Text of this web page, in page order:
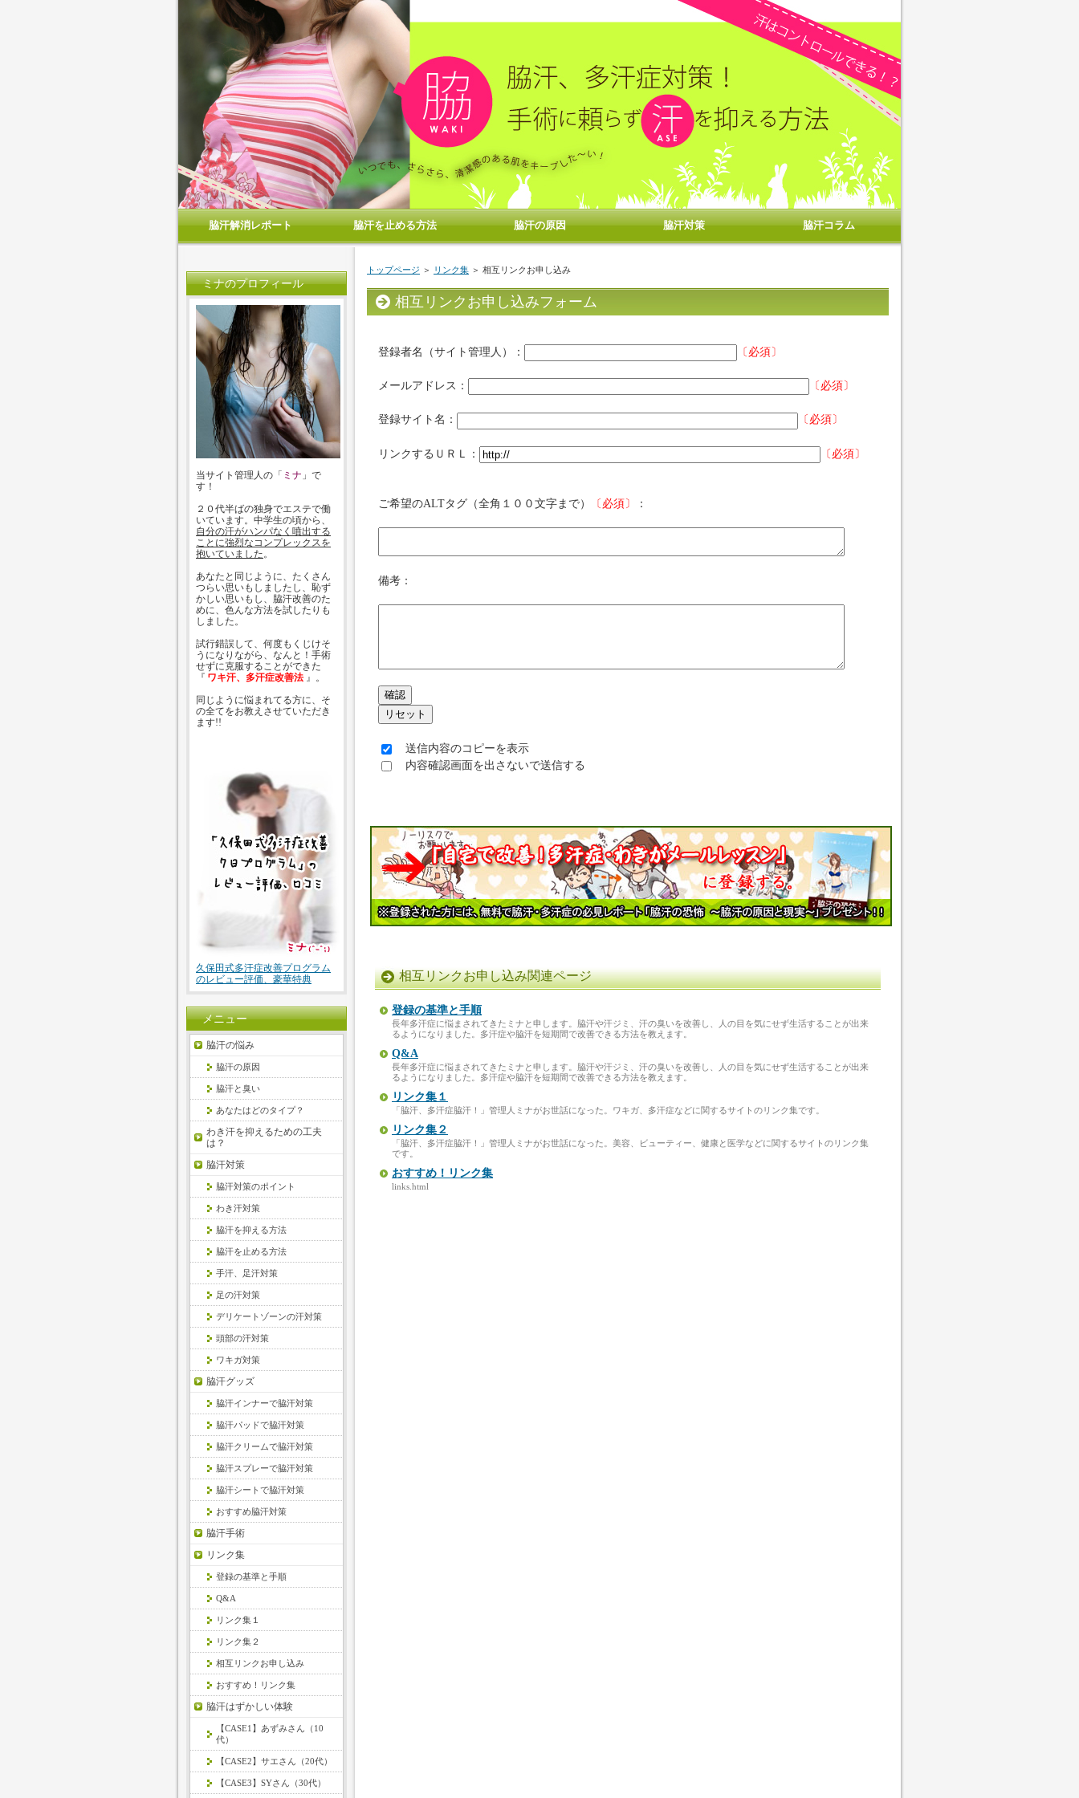
トップページ ＞ リンク集 ＞ 相互リンクお申し込み
相互リンクお申し込みフォーム
登録者名（サイト管理人）： 〔必須〕
メールアドレス： 〔必須〕
登録サイト名： 〔必須〕
リンクするＵＲＬ： 〔必須〕
ご希望のALTタグ（全角１００文字まで） 〔必須〕 ：
備考：
送信内容のコピーを表示
内容確認画面を出さないで送信する
相互リンクお申し込み関連ページ
登録の基準と手順
長年多汗症に悩まされてきたミナと申します。脇汗や汗ジミ、汗の臭いを改善し、人の目を気にせず生活することが出来
るようになりました。多汗症や脇汗を短期間で改善できる方法を教えます。
Q&A
長年多汗症に悩まされてきたミナと申します。脇汗や汗ジミ、汗の臭いを改善し、人の目を気にせず生活することが出来
るようになりました。多汗症や脇汗を短期間で改善できる方法を教えます。
リンク集１
「脇汗、多汗症脇汗！」管理人ミナがお世話になった。ワキガ、多汗症などに関するサイトのリンク集です。
リンク集２
「脇汗、多汗症脇汗！」管理人ミナがお世話になった。美容、ビューティー、健康と医学などに関するサイトのリンク集
です。
おすすめ！リンク集
links.html
ミナのプロフィール
当サイト管理人の「 ミナ 」で
す！
２０代半ばの独身でエステで働
いています。中学生の頃から、
自分の汗がハンパなく噴出する
ことに強烈なコンプレックスを
抱いていました。
あなたと同じように、たくさん
つらい思いもしましたし、恥ず
かしい思いもし、脇汗改善のた
めに、色んな方法を試したりも
しました。
試行錯誤して、何度もくじけそ
うになりながら、なんと！手術
せずに克服することができた
『 ワキ汗、多汗症改善法 』。
同じように悩まれてる方に、そ
の全てをお教えさせていただき
ます!!
久保田式多汗症改善プログラム
のレビュー評価、豪華特典
メニュー
脇汗の悩み
脇汗の原因
脇汗と臭い
あなたはどのタイプ？
わき汗を抑えるための工夫
は？
脇汗対策
脇汗対策のポイント
わき汗対策
脇汗を抑える方法
脇汗を止める方法
手汗、足汗対策
足の汗対策
デリケートゾーンの汗対策
頭部の汗対策
ワキガ対策
脇汗グッズ
脇汗インナーで脇汗対策
脇汗パッドで脇汗対策
脇汗クリームで脇汗対策
脇汗スプレーで脇汗対策
脇汗シートで脇汗対策
おすすめ脇汗対策
脇汗手術
リンク集
登録の基準と手順
Q&A
リンク集１
リンク集２
相互リンクお申し込み
おすすめ！リンク集
脇汗はずかしい体験
【CASE1】あずみさん（10
代）
【CASE2】サエさん（20代）
【CASE3】SYさん（30代）
脇汗解消レポート 脇汗を止める方法 脇汗の原因 脇汗対策 脇汗コラム